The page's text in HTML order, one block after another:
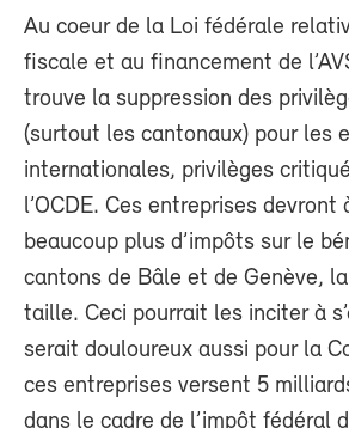
Au coeur de la Loi fédérale
fiscale et au financement de
trouve la suppression des
(surtout les cantonaux) pour les
internationales, privilèges
l’OCDE. Ces entreprises devront
beaucoup plus d’impôts sur le
cantons de Bâle et de Genève,
taille. Ceci pourrait les inciter à
serait douloureux aussi pour la
ces entreprises versent 5
dans le cadre de l’impôt fédéral